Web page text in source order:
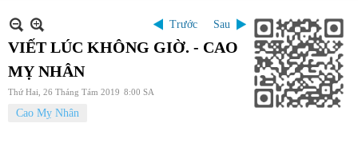
Trước Sau
VIẾT LÚC KHÔNG GIỜ. - CAO
MỴ NHÂN
Thứ Hai, 26 Tháng Tám 2019 8:00 SA
Cao Mỵ Nhân